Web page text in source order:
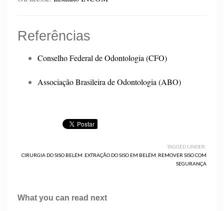
Referências
Conselho Federal de Odontologia (CFO)
Associação Brasileira de Odontologia (ABO)
TAGGED UNDER:
CIRURGIA DO SISO BELÉM EXTRAÇÃO DO SISO EM BELÉM REMOVER SISO COM
SEGURANÇA
What you can read next